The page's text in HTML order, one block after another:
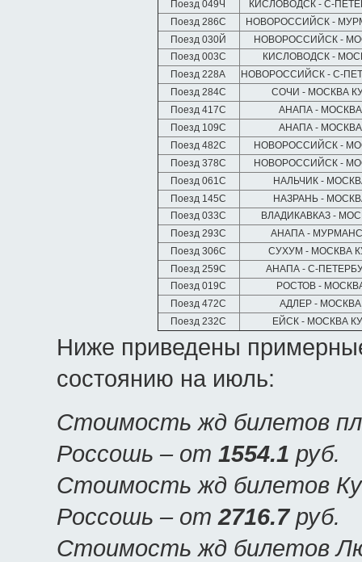
Поезд 049Ч
КИСЛОВОДСК - С-
Поезд 286С
НОВОРОССИЙСК -
Поезд 030Й
НОВОРОССИЙСК -
Поезд 003С
КИСЛОВОДСК -
Поезд 228А
НОВОРОССИЙСК - С-
Поезд 284С
СОЧИ - МОСКВА
Поезд 417С
АНАПА - МОСКВА
Поезд 109С
АНАПА - МОСКВА
Поезд 482С
НОВОРОССИЙСК -
Поезд 378С
НОВОРОССИЙСК -
Поезд 061С
НАЛЬЧИК -
Поезд 145С
НАЗРАНЬ -
Поезд 033С
ВЛАДИКАВКАЗ -
Поезд 293С
АНАПА -
Поезд 306С
СУХУМ - МОСКВА
Поезд 259С
АНАПА - С-
Поезд 019С
РОСТОВ -
Поезд 472С
АДЛЕР - МОСКВА
Поезд 232С
ЕЙСК - МОСКВА
Ниже приведены
состоянию на июль:
Стоимость жд билетов
Россошь – от 1554.1 руб.
Стоимость жд билетов
Россошь – от2716.7руб.
Стоимость жд билетов